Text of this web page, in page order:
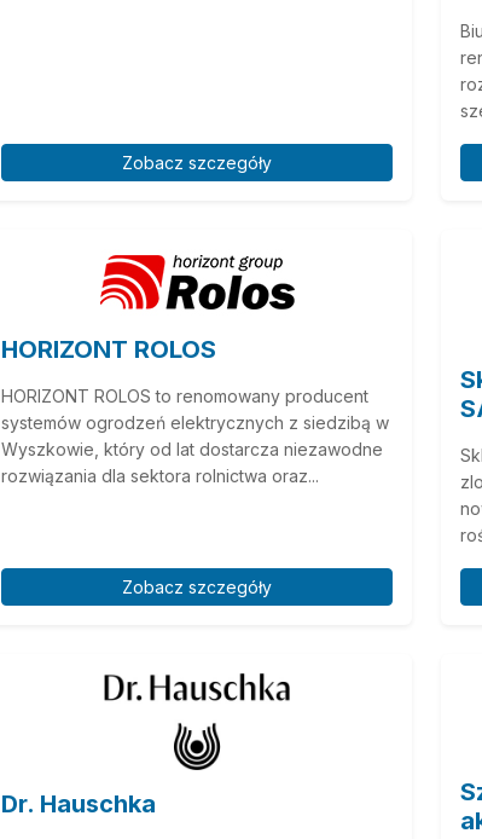
Zobacz szczegóły
HORIZONT ROLOS
HORIZONT ROLOS to renomowany producent
systemów ogrodzeń elektrycznych z siedzibą w
Wyszkowie, który od lat dostarcza niezawodne
rozwiązania dla sektora rolnictwa oraz...
Zobacz szczegóły
Dr. Hauschka